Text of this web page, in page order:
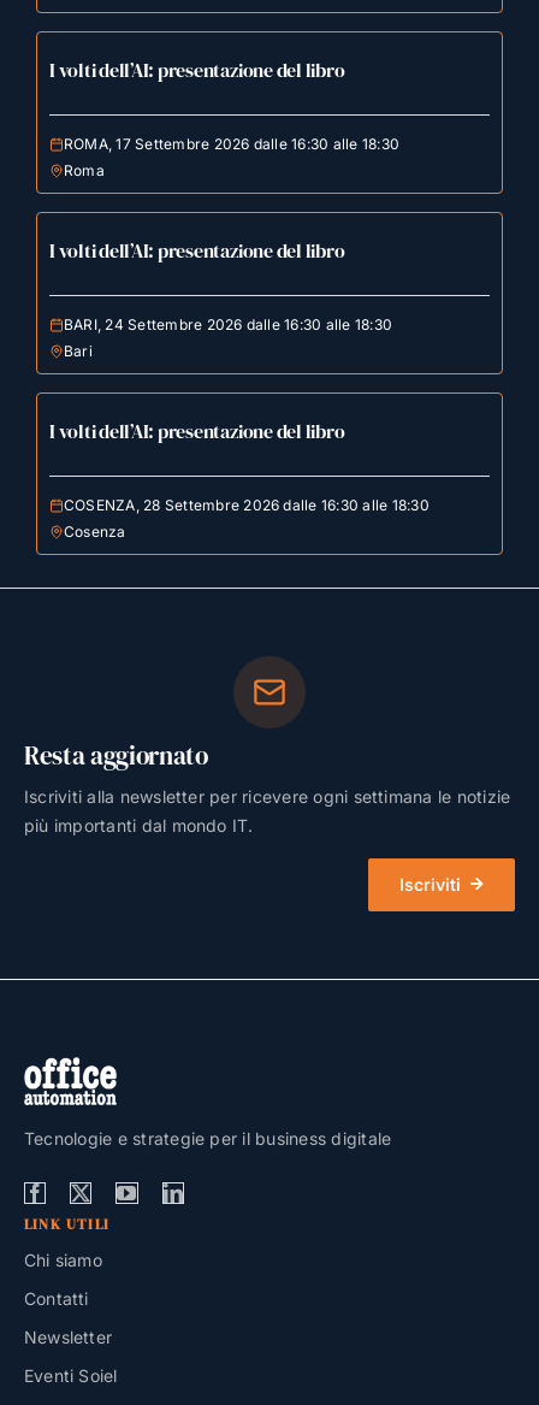
I volti dell’AI: presentazione del libro
ROMA, 17 Settembre 2026 dalle 16:30 alle 18:30
Roma
I volti dell’AI: presentazione del libro
BARI, 24 Settembre 2026 dalle 16:30 alle 18:30
Bari
I volti dell’AI: presentazione del libro
COSENZA, 28 Settembre 2026 dalle 16:30 alle 18:30
Cosenza
Resta aggiornato
Iscriviti alla newsletter per ricevere ogni settimana le notizie
più importanti dal mondo IT.
Iscriviti
Tecnologie e strategie per il business digitale
LINK UTILI
Chi siamo
Contatti
Newsletter
Eventi Soiel